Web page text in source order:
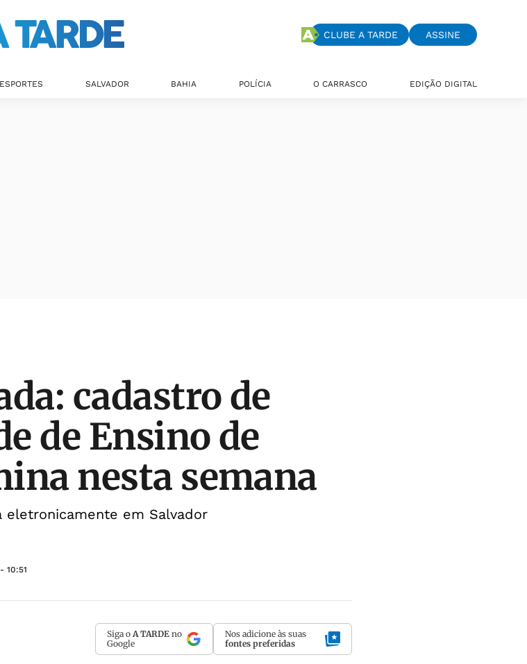
CLUBE A TARDE ASSINE
ESPORTES SALVADOR BAHIA POLÍCIA O CARRASCO EDIÇÃO DIGITAL
cadastro de
de Ensino de
nesta semana
em Salvador
10:51
Siga o A TARDE no
Google
Nos adicione às suas
fontes preferidas